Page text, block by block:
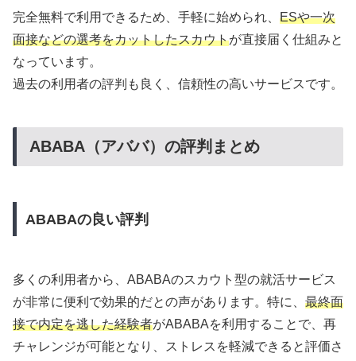
完全無料で利用できるため、手軽に始められ、 ESや一次
面接などの選考をカットしたスカウトが直接届く仕組みと
なっています。
過去の利用者の評判も良く、信頼性の高いサービスです。
ABABA（アババ）の評判まとめ
ABABAの良い評判
多くの利用者から、ABABAのスカウト型の就活サービス
が非常に便利で効果的だとの声があります。特に、 最終面
接で内定を逃した経験者がABABAを利用することで、再
チャレンジが可能となり、ストレスを軽減できると評価さ